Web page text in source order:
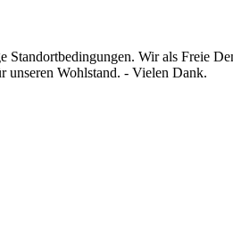
Wir als Freie
unseren Wohlstand. - Vielen Dank.